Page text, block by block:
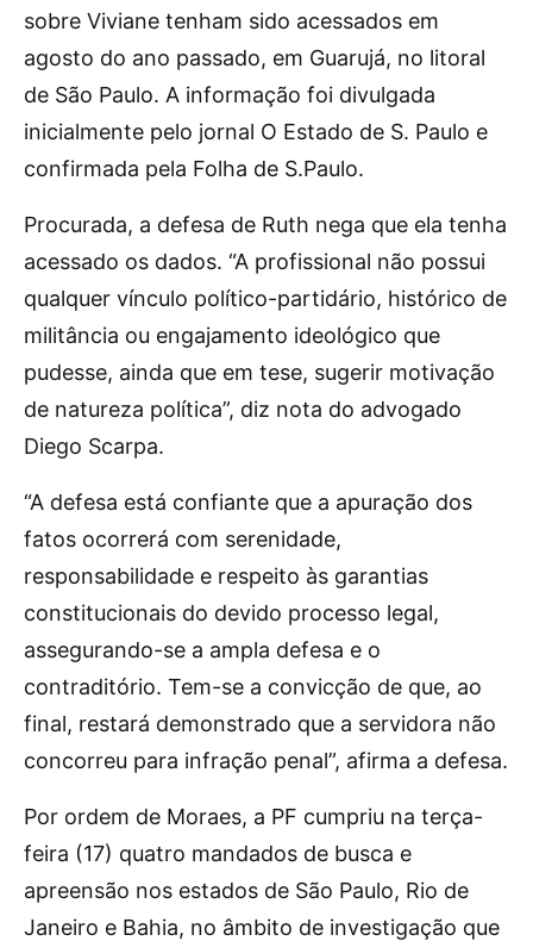
sobre Viviane tenham sido acessados em
agosto do ano passado, em Guarujá, no litoral
de São Paulo. A informação foi divulgada
inicialmente pelo jornal O Estado de S. Paulo e
confirmada pela Folha de S.Paulo.
Procurada, a defesa de Ruth nega que ela tenha
acessado os dados. “A profissional não possui
qualquer vínculo político-partidário, histórico de
militância ou engajamento ideológico que
pudesse, ainda que em tese, sugerir motivação
de natureza política”, diz nota do advogado
Diego Scarpa.
“A defesa está confiante que a apuração dos
fatos ocorrerá com serenidade,
responsabilidade e respeito às garantias
constitucionais do devido processo legal,
assegurando-se a ampla defesa e o
contraditório. Tem-se a convicção de que, ao
final, restará demonstrado que a servidora não
concorreu para infração penal”, afirma a defesa.
Por ordem de Moraes, a PF cumpriu na terça-
feira (17) quatro mandados de busca e
apreensão nos estados de São Paulo, Rio de
Janeiro e Bahia, no âmbito de investigação que